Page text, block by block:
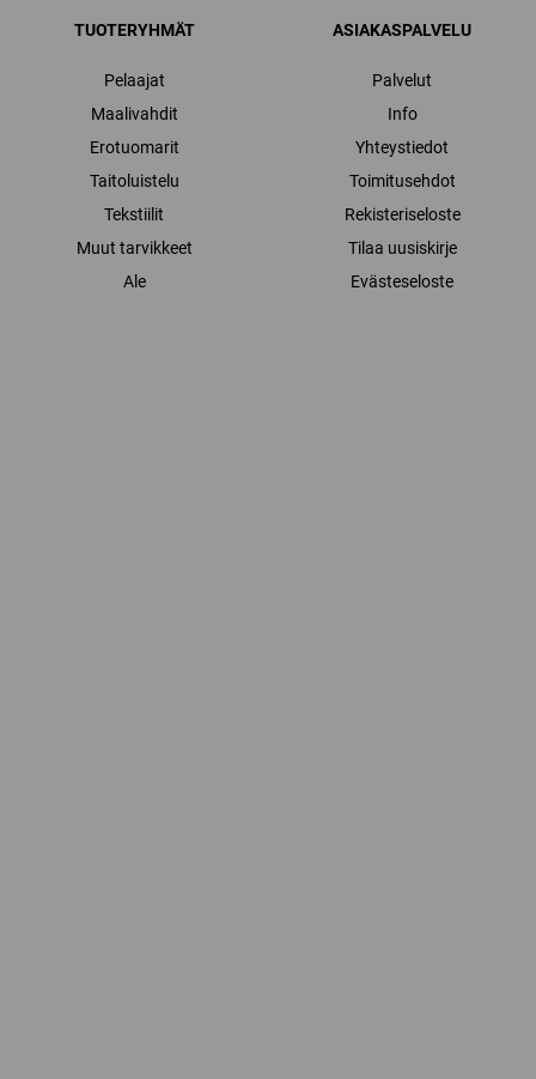
TUOTERYHMÄT
Pelaajat
Maalivahdit
Erotuomarit
Taitoluistelu
Tekstiilit
Muut tarvikkeet
Ale
ASIAKASPALVELU
Palvelut
Info
Yhteystiedot
Toimitusehdot
Rekisteriseloste
Tilaa uusiskirje
Evästeseloste